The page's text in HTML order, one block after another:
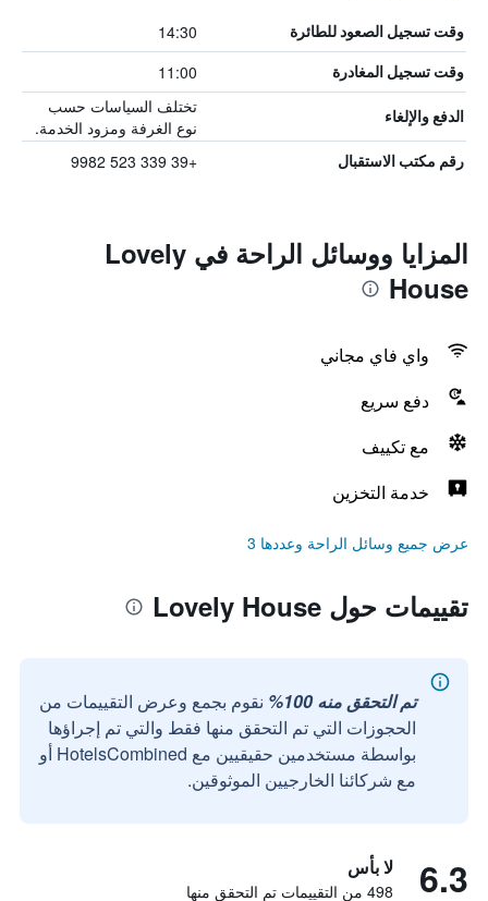
وقت تسجيل الصعود للطائرة 14:30
وقت تسجيل المغادرة 11:00
الدفع والإلغاء
تختلف السياسات حسب
نوع الغرفة ومزود الخدمة.
رقم مكتب الاستقبال +39 339 523 9982
المزايا ووسائل الراحة في Lovely
House
واي فاي مجاني
دفع سريع
مع تكييف
خدمة التخزين
عرض جميع وسائل الراحة وعددها 3
تقييمات حول Lovely House
تم التحقق منه 100%
نقوم بجمع وعرض التقييمات من
الحجوزات التي تم التحقق منها فقط والتي تم إجراؤها
بواسطة مستخدمين حقيقيين مع HotelsCombined أو
مع شركائنا الخارجيين الموثوقين.
6.3 لا بأس
498 من التقييمات تم التحقق منها